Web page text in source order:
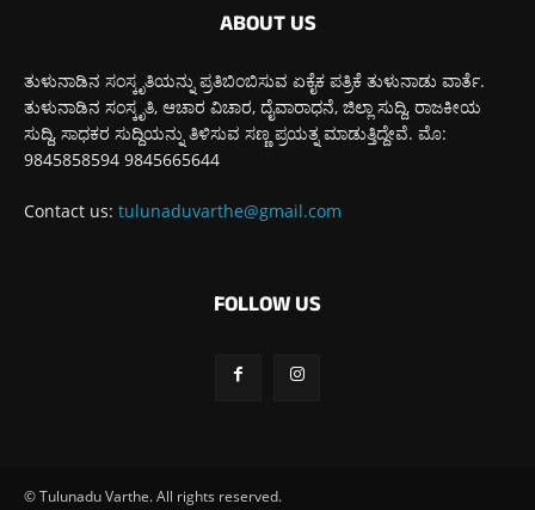
ABOUT US
ತುಳುನಾಡಿನ ಸಂಸ್ಕೃತಿಯನ್ನು ಪ್ರತಿಬಿಂಬಿಸುವ ಏಕೈಕ ಪತ್ರಿಕೆ ತುಳುನಾಡು ವಾರ್ತೆ.
ತುಳುನಾಡಿನ ಸಂಸ್ಕೃತಿ, ಆಚಾರ ವಿಚಾರ, ದೈವಾರಾಧನೆ, ಜಿಲ್ಲಾ ಸುದ್ದಿ, ರಾಜಕೀಯ
ಸುದ್ದಿ, ಸಾಧಕರ ಸುದ್ದಿಯನ್ನು ತಿಳಿಸುವ ಸಣ್ಣ ಪ್ರಯತ್ನ ಮಾಡುತ್ತಿದ್ದೇವೆ. ಮೊ:
9845858594 9845665644
Contact us: tulunaduvarthe@gmail.com
FOLLOW US
© Tulunadu Varthe. All rights reserved.